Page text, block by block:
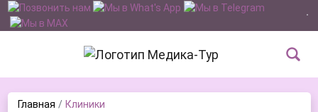
Главная Клиники